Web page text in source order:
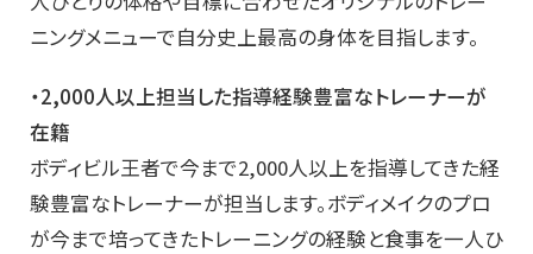
ニングメニューで自分史上最高の身体を目指します。
・2,000人以上担当した指導経験豊富なトレーナーが
在籍
ボディビル王者で今まで2,000人以上を指導してきた経
験豊富なトレーナーが担当します。ボディメイクのプロ
が今まで培ってきたトレーニングの経験と食事を一人ひ